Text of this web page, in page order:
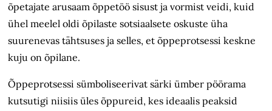
õpetajate arusaam õppetöö sisust ja vormist veidi, kuid
ühel meelel oldi õpilaste sotsiaalsete oskuste üha
suurenevas tähtsuses ja selles, et õppeprotsessi keskne
kuju on õpilane.
Õppeprotsessi sümboliseerivat särki ümber pöörama
kutsutigi niisiis üles õppureid, kes ideaalis peaksid